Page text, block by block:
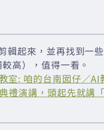
輯起來，並再找到一
高），值得一看。
: 咱的台南囡仔／AI
禮演講，頭起先就講